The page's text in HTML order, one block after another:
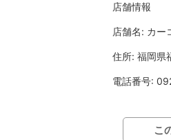
店舗情報
店舗名: カー
住所: 福岡県
電話番号:
こ